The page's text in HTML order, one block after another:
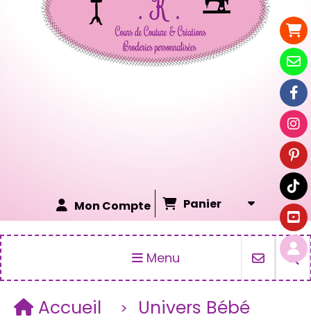
Mon Compte Panier
Menu
Accueil
Univers Bébé